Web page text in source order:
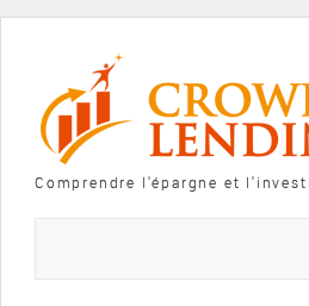
Comprendre l'épargne et